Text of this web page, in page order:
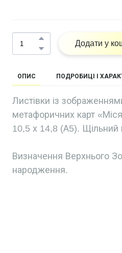
Додати у
ОПИС ПОДРОБИЦІ І
Листівки із
метафоричних карт
10,5 х 14,8 (А5). Щільний
Визначення Верхнього
народження.